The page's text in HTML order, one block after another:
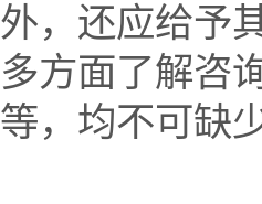
外，还应给予
多方面了解咨
等，均不可缺少